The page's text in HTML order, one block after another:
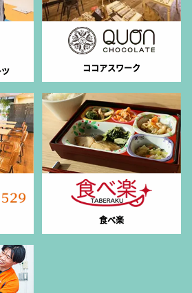
ココアスワーク
食べ楽